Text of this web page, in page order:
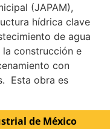
(JAPAM),
hídrica clave
de agua
construcción e
con
Esta obra es
de México